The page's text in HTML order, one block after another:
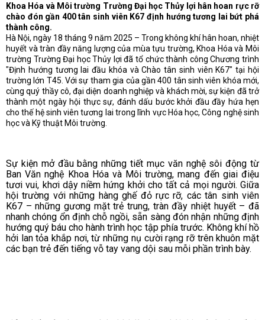
Khoa Hóa và Môi trường Trường Đại học Thủy lợi hân hoan rực rỡ
chào đón gần 400 tân sinh viên K67 định hướng tương lai bứt phá
thành công.
Hà Nội, ngày 18 tháng 9 năm 2025 – Trong không khí hân hoan, nhiệt
huyết và tràn đầy năng lượng của mùa tựu trường, Khoa Hóa và Môi
trường Trường Đại học Thủy lợi đã tổ chức thành công Chương trình
"Định hướng tương lai đầu khóa và Chào tân sinh viên K67" tại hội
trường lớn T45. Với sự tham gia của gần 400 tân sinh viên khóa mới,
cùng quý thầy cô, đại diện doanh nghiệp và khách mời, sự kiện đã trở
thành một ngày hội thực sự, đánh dấu bước khởi đầu đầy hứa hẹn
cho thế hệ sinh viên tương lai trong lĩnh vực Hóa học, Công nghệ sinh
học và Kỹ thuật Môi trường.
Sự kiện mở đầu bằng những tiết mục văn nghệ sôi động từ
Ban Văn nghệ Khoa Hóa và Môi trường, mang đến giai điệu
tươi vui, khơi dậy niềm hứng khởi cho tất cả mọi người. Giữa
hội trường với những hàng ghế đỏ rực rỡ, các tân sinh viên
K67 – những gương mặt trẻ trung, tràn đầy nhiệt huyết – đã
nhanh chóng ổn định chỗ ngồi, sẵn sàng đón nhận những định
hướng quý báu cho hành trình học tập phía trước. Không khí hồ
hởi lan tỏa khắp nơi, từ những nụ cười rạng rỡ trên khuôn mặt
các bạn trẻ đến tiếng vỗ tay vang dội sau mỗi phần trình bày.